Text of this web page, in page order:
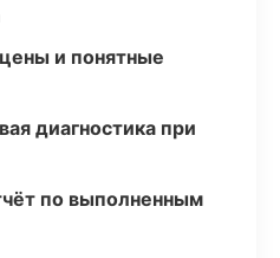
и понятные
диагностика при
по выполненным